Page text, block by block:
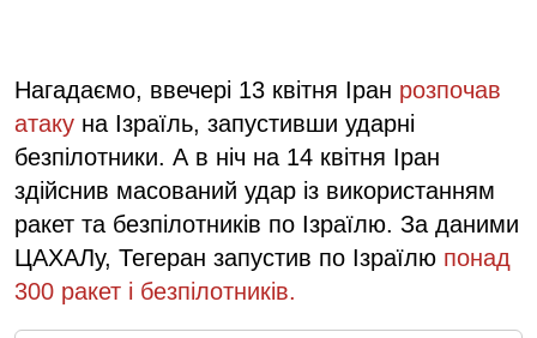
Нагадаємо, ввечері 13 квітня Іран розпочав
атаку на Ізраїль, запустивши ударні
безпілотники. А в ніч на 14 квітня Іран
здійснив масований удар із використанням
ракет та безпілотників по Ізраїлю. За даними
ЦАХАЛу, Тегеран запустив по Ізраїлю понад
300 ракет і безпілотників.